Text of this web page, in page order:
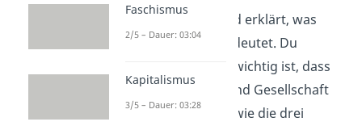
In diesem Video wird erklärt, was
Gewaltenteilung bedeutet. Du
erfährst, warum es wichtig ist, dass
die Macht in Staat und Gesellschaft
aufgeteilt wird und wie die drei
Faschismus
2/5 – Dauer: 03:04
Kapitalismus
3/5 – Dauer: 03:28